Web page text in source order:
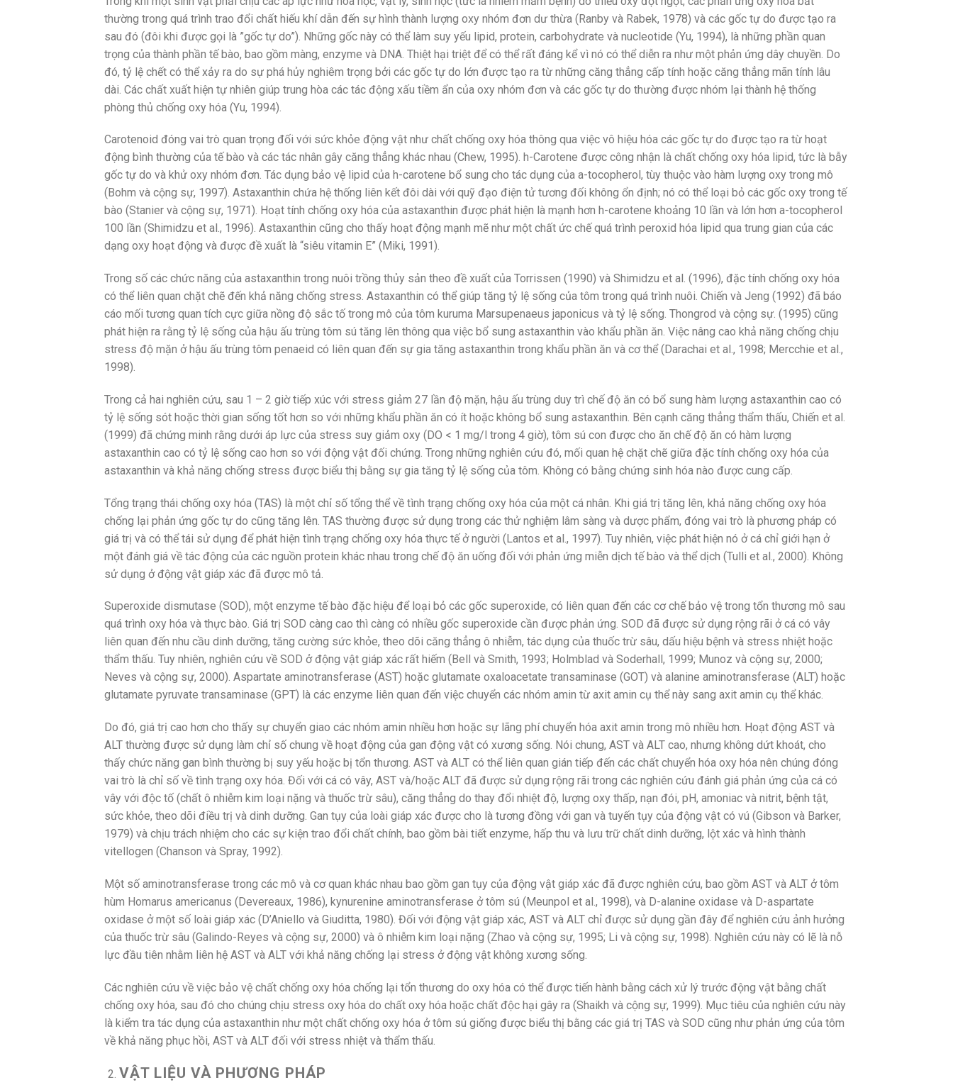
thường trong quá trình trao đổi chất hiếu khí dẫn đến sự hình thành lượng oxy nhóm đơn dư thừa (Ranby và Rabek, 1978) và các gốc tự do được tạo ra
sau đó (đôi khi được gọi là ”gốc tự do”). Những gốc này có thể làm suy yếu lipid, protein, carbohydrate và nucleotide (Yu, 1994), là những phần quan
trọng của thành phần tế bào, bao gồm màng, enzyme và DNA. Thiệt hại triệt để có thể rất đáng kể vì nó có thể diễn ra như một phản ứng dây chuyền. Do
đó, tỷ lệ chết có thể xảy ra do sự phá hủy nghiêm trọng bởi các gốc tự do lớn được tạo ra từ những căng thẳng cấp tính hoặc căng thẳng mãn tính lâu
dài. Các chất xuất hiện tự nhiên giúp trung hòa các tác động xấu tiềm ẩn của oxy nhóm đơn và các gốc tự do thường được nhóm lại thành hệ thống
phòng thủ chống oxy hóa (Yu, 1994).
Carotenoid đóng vai trò quan trọng đối với sức khỏe động vật như chất chống oxy hóa thông qua việc vô hiệu hóa các gốc tự do được tạo ra từ hoạt
động bình thường của tế bào và các tác nhân gây căng thẳng khác nhau (Chew, 1995). h-Carotene được công nhận là chất chống oxy hóa lipid, tức là bẫy
gốc tự do và khử oxy nhóm đơn. Tác dụng bảo vệ lipid của h-carotene bổ sung cho tác dụng của a-tocopherol, tùy thuộc vào hàm lượng oxy trong mô
(Bohm và cộng sự, 1997). Astaxanthin chứa hệ thống liên kết đôi dài với quỹ đạo điện tử tương đối không ổn định; nó có thể loại bỏ các gốc oxy trong tế
bào (Stanier và cộng sự, 1971). Hoạt tính chống oxy hóa của astaxanthin được phát hiện là mạnh hơn h-carotene khoảng 10 lần và lớn hơn a-tocopherol
100 lần (Shimidzu et al., 1996). Astaxanthin cũng cho thấy hoạt động mạnh mẽ như một chất ức chế quá trình peroxid hóa lipid qua trung gian của các
dạng oxy hoạt động và được đề xuất là “siêu vitamin E” (Miki, 1991).
Trong số các chức năng của astaxanthin trong nuôi trồng thủy sản theo đề xuất của Torrissen (1990) và Shimidzu et al. (1996), đặc tính chống oxy hóa
có thể liên quan chặt chẽ đến khả năng chống stress. Astaxanthin có thể giúp tăng tỷ lệ sống của tôm trong quá trình nuôi. Chiến và Jeng (1992) đã báo
cáo mối tương quan tích cực giữa nồng độ sắc tố trong mô của tôm kuruma Marsupenaeus japonicus và tỷ lệ sống. Thongrod và cộng sự. (1995) cũng
phát hiện ra rằng tỷ lệ sống của hậu ấu trùng tôm sú tăng lên thông qua việc bổ sung astaxanthin vào khẩu phần ăn. Việc nâng cao khả năng chống chịu
stress độ mặn ở hậu ấu trùng tôm penaeid có liên quan đến sự gia tăng astaxanthin trong khẩu phần ăn và cơ thể (Darachai et al., 1998; Mercchie et al.,
1998).
Trong cả hai nghiên cứu, sau 1 – 2 giờ tiếp xúc với stress giảm 27 lần độ mặn, hậu ấu trùng duy trì chế độ ăn có bổ sung hàm lượng astaxanthin cao có
tỷ lệ sống sót hoặc thời gian sống tốt hơn so với những khẩu phần ăn có ít hoặc không bổ sung astaxanthin. Bên cạnh căng thẳng thẩm thấu, Chiến et al.
(1999) đã chứng minh rằng dưới áp lực của stress suy giảm oxy (DO < 1 mg/l trong 4 giờ), tôm sú con được cho ăn chế độ ăn có hàm lượng
astaxanthin cao có tỷ lệ sống cao hơn so với động vật đối chứng. Trong những nghiên cứu đó, mối quan hệ chặt chẽ giữa đặc tính chống oxy hóa của
astaxanthin và khả năng chống stress được biểu thị bằng sự gia tăng tỷ lệ sống của tôm. Không có bằng chứng sinh hóa nào được cung cấp.
Tổng trạng thái chống oxy hóa (TAS) là một chỉ số tổng thể về tình trạng chống oxy hóa của một cá nhân. Khi giá trị tăng lên, khả năng chống oxy hóa
chống lại phản ứng gốc tự do cũng tăng lên. TAS thường được sử dụng trong các thử nghiệm lâm sàng và dược phẩm, đóng vai trò là phương pháp có
giá trị và có thể tái sử dụng để phát hiện tình trạng chống oxy hóa thực tế ở người (Lantos et al., 1997). Tuy nhiên, việc phát hiện nó ở cá chỉ giới hạn ở
một đánh giá về tác động của các nguồn protein khác nhau trong chế độ ăn uống đối với phản ứng miễn dịch tế bào và thể dịch (Tulli et al., 2000). Không
sử dụng ở động vật giáp xác đã được mô tả.
Superoxide dismutase (SOD), một enzyme tế bào đặc hiệu để loại bỏ các gốc superoxide, có liên quan đến các cơ chế bảo vệ trong tổn thương mô sau
quá trình oxy hóa và thực bào. Giá trị SOD càng cao thì càng có nhiều gốc superoxide cần được phản ứng. SOD đã được sử dụng rộng rãi ở cá có vây
liên quan đến nhu cầu dinh dưỡng, tăng cường sức khỏe, theo dõi căng thẳng ô nhiễm, tác dụng của thuốc trừ sâu, dấu hiệu bệnh và stress nhiệt hoặc
thẩm thấu. Tuy nhiên, nghiên cứu về SOD ở động vật giáp xác rất hiếm (Bell và Smith, 1993; Holmblad và Soderhall, 1999; Munoz và cộng sự, 2000;
Neves và cộng sự, 2000). Aspartate aminotransferase (AST) hoặc glutamate oxaloacetate transaminase (GOT) và alanine aminotransferase (ALT) hoặc
glutamate pyruvate transaminase (GPT) là các enzyme liên quan đến việc chuyển các nhóm amin từ axit amin cụ thể này sang axit amin cụ thể khác.
Do đó, giá trị cao hơn cho thấy sự chuyển giao các nhóm amin nhiều hơn hoặc sự lãng phí chuyển hóa axit amin trong mô nhiều hơn. Hoạt động AST và
ALT thường được sử dụng làm chỉ số chung về hoạt động của gan động vật có xương sống. Nói chung, AST và ALT cao, nhưng không dứt khoát, cho
thấy chức năng gan bình thường bị suy yếu hoặc bị tổn thương. AST và ALT có thể liên quan gián tiếp đến các chất chuyển hóa oxy hóa nên chúng đóng
vai trò là chỉ số về tình trạng oxy hóa. Đối với cá có vây, AST và/hoặc ALT đã được sử dụng rộng rãi trong các nghiên cứu đánh giá phản ứng của cá có
vây với độc tố (chất ô nhiễm kim loại nặng và thuốc trừ sâu), căng thẳng do thay đổi nhiệt độ, lượng oxy thấp, nạn đói, pH, amoniac và nitrit, bệnh tật,
sức khỏe, theo dõi điều trị và dinh dưỡng. Gan tụy của loài giáp xác được cho là tương đồng với gan và tuyến tụy của động vật có vú (Gibson và Barker,
1979) và chịu trách nhiệm cho các sự kiện trao đổi chất chính, bao gồm bài tiết enzyme, hấp thu và lưu trữ chất dinh dưỡng, lột xác và hình thành
vitellogen (Chanson và Spray, 1992).
Một số aminotransferase trong các mô và cơ quan khác nhau bao gồm gan tụy của động vật giáp xác đã được nghiên cứu, bao gồm AST và ALT ở tôm
hùm Homarus americanus (Devereaux, 1986), kynurenine aminotransferase ở tôm sú (Meunpol et al., 1998), và D-alanine oxidase và D-aspartate
oxidase ở một số loài giáp xác (D’Aniello và Giuditta, 1980). Đối với động vật giáp xác, AST và ALT chỉ được sử dụng gần đây để nghiên cứu ảnh hưởng
của thuốc trừ sâu (Galindo-Reyes và cộng sự, 2000) và ô nhiễm kim loại nặng (Zhao và cộng sự, 1995; Li và cộng sự, 1998). Nghiên cứu này có lẽ là nỗ
lực đầu tiên nhằm liên hệ AST và ALT với khả năng chống lại stress ở động vật không xương sống.
Các nghiên cứu về việc bảo vệ chất chống oxy hóa chống lại tổn thương do oxy hóa có thể được tiến hành bằng cách xử lý trước động vật bằng chất
chống oxy hóa, sau đó cho chúng chịu stress oxy hóa do chất oxy hóa hoặc chất độc hại gây ra (Shaikh và cộng sự, 1999). Mục tiêu của nghiên cứu này
là kiểm tra tác dụng của astaxanthin như một chất chống oxy hóa ở tôm sú giống được biểu thị bằng các giá trị TAS và SOD cũng như phản ứng của tôm
về khả năng phục hồi, AST và ALT đối với stress nhiệt và thẩm thấu.
VẬT LIỆU VÀ PHƯƠNG PHÁP